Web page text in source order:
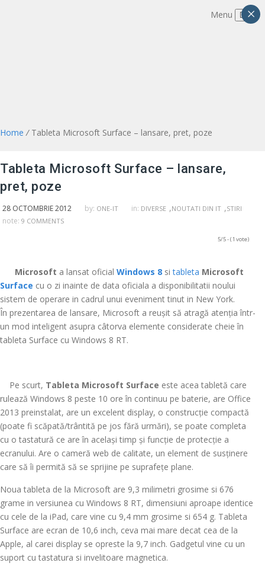
Menu
Home / Tableta Microsoft Surface – lansare, pret, poze
Tableta Microsoft Surface – lansare,
pret, poze
28 OCTOMBRIE 2012 by: ONE-IT in: DIVERSE ,NOUTATI DIN IT ,STIRI
note: 9 COMMENTS
5/5 - (1 vote)
Microsoft a lansat oficial Windows 8 sitableta Microsoft
Surface cu o zi inainte de data oficiala a disponibilitatii noului
sistem de operare in cadrul unui eveniment tinut in New York.
În prezentarea de lansare, Microsoft a reușit să atragă atenția într-
un mod inteligent asupra câtorva elemente considerate cheie în
tableta Surface cu Windows 8 RT.
Pe scurt, Tableta Microsoft Surface este acea tabletă care
rulează Windows 8 peste 10 ore în continuu pe baterie, are Office
2013 preinstalat, are un excelent display, o construcție compactă
(poate fi scăpată/trântită pe jos fără urmări), se poate completa
cu o tastatură ce are în același timp și funcție de protecție a
ecranului. Are o cameră web de calitate, un element de susținere
care să îi permită să se sprijine pe suprafețe plane.
Noua tableta de la Microsoft are 9,3 milimetri grosime si 676
grame in versiunea cu Windows 8 RT, dimensiuni aproape identice
cu cele de la iPad, care vine cu 9,4 mm grosime si 654 g. Tableta
Surface are ecran de 10,6 inch, ceva mai mare decat cea de la
Apple, al carei display se opreste la 9,7 inch. Gadgetul vine cu un
suport cu tastatura si invelitoare magnetica.
×